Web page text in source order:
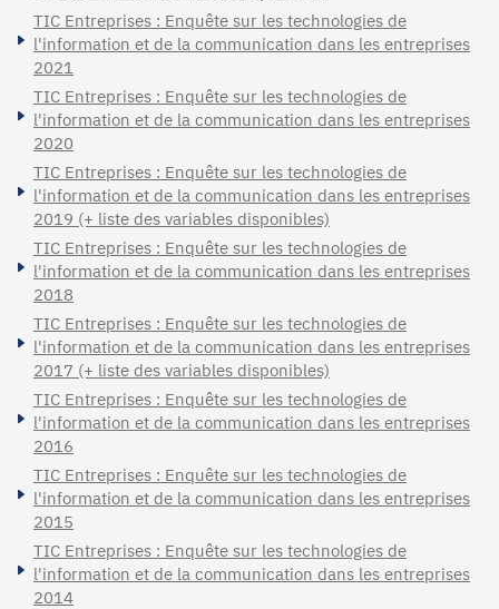
TIC Entreprises : Enquête sur les technologies de
l'information et de la communication dans les entreprises
2021
TIC Entreprises : Enquête sur les technologies de
l'information et de la communication dans les entreprises
2020
TIC Entreprises : Enquête sur les technologies de
l'information et de la communication dans les entreprises
2019 (+ liste des variables disponibles)
TIC Entreprises : Enquête sur les technologies de
l'information et de la communication dans les entreprises
2018
TIC Entreprises : Enquête sur les technologies de
l'information et de la communication dans les entreprises
2017 (+ liste des variables disponibles)
TIC Entreprises : Enquête sur les technologies de
l'information et de la communication dans les entreprises
2016
TIC Entreprises : Enquête sur les technologies de
l'information et de la communication dans les entreprises
2015
TIC Entreprises : Enquête sur les technologies de
l'information et de la communication dans les entreprises
2014